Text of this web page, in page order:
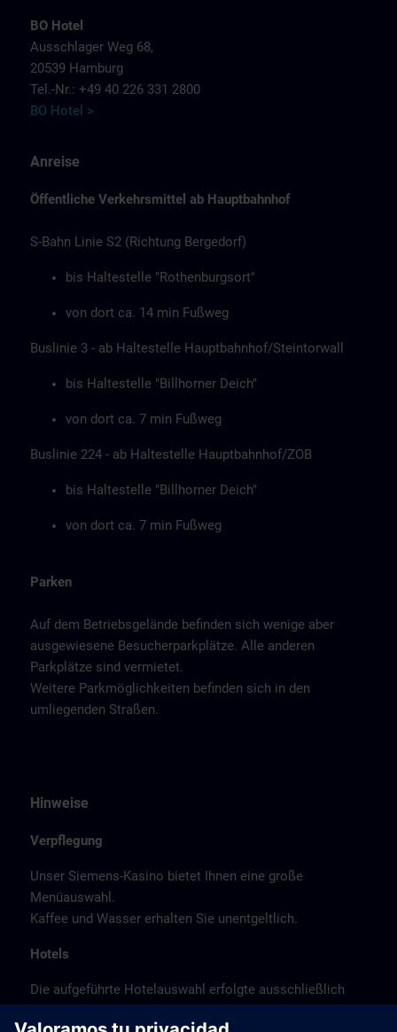
BO Hotel
Ausschlager Weg 68,
20539 Hamburg
Tel.-Nr.: +49 40 226 331 2800
BO Hotel >
Anreise
Öffentliche Verkehrsmittel ab Hauptbahnhof
S-Bahn Linie S2 (Richtung Bergedorf)
bis Haltestelle "Rothenburgsort"
von dort ca. 14 min Fußweg
Buslinie 3 - ab Haltestelle Hauptbahnhof/Steintorwall
bis Haltestelle "Billhorner Deich"
von dort ca. 7 min Fußweg
Buslinie 224 - ab Haltestelle Hauptbahnhof/ZOB
bis Haltestelle "Billhorner Deich"
von dort ca. 7 min Fußweg
Parken
Auf dem Betriebsgelände befinden sich wenige aber
ausgewiesene Besucherparkplätze. Alle anderen
Parkplätze sind vermietet.
Weitere Parkmöglichkeiten befinden sich in den
umliegenden Straßen.
Hinweise
Verpflegung
Unser Siemens-Kasino bietet Ihnen eine große
Menüauswahl.
Kaffee und Wasser erhalten Sie unentgeltlich.
Hotels
Die aufgeführte Hotelauswahl erfolgte ausschließlich